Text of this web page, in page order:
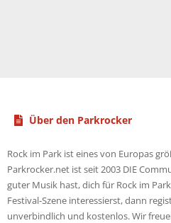
Über den Parkrocker
Rock im Park ist eines von Europas
Parkrocker.net ist seit 2003 DIE
guter Musik hast, dich für Rock im
Festival-Szene interessierst, dann
unverbindlich und kostenlos. Wir